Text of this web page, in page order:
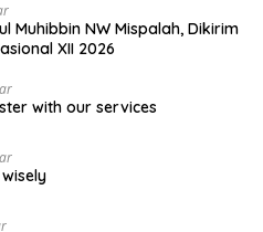
Muhibbin NW Mispalah, Dikirim
XII 2026
with our services